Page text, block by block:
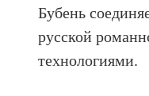
Бубень
русской
технологиями.